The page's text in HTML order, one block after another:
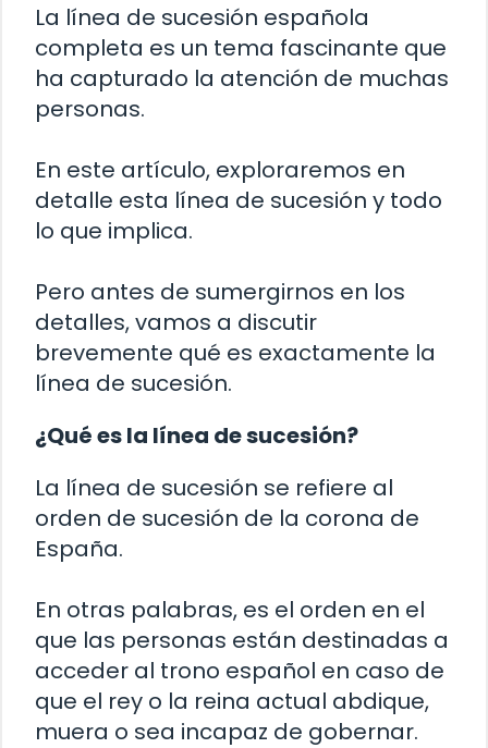
La línea de sucesión española
completa es un tema fascinante que
ha capturado la atención de muchas
personas.
En este artículo, exploraremos en
detalle esta línea de sucesión y todo
lo que implica.
Pero antes de sumergirnos en los
detalles, vamos a discutir
brevemente qué es exactamente la
línea de sucesión.
¿Qué es la línea de sucesión?
La línea de sucesión se refiere al
orden de sucesión de la corona de
España.
En otras palabras, es el orden en el
que las personas están destinadas a
acceder al trono español en caso de
que el rey o la reina actual abdique,
muera o sea incapaz de gobernar.